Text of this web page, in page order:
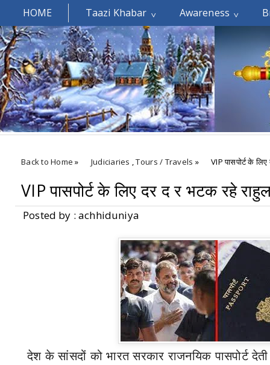
HOME Taazi Khabar Awareness
Welcomes You.....
Back to Home » Judiciaries ,Tours / Travels » VIP पासपोर्ट के
VIP पासपोर्ट के लिए दर द र भटक रहे
Posted by : achhiduniya
देश के सांसदों को भारत सरकार राजनयिक पासपोर्ट